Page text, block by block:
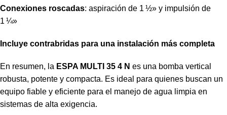
Conexiones roscadas: aspiración de 1 ½» y impulsión de
1 ¼»
Incluye contrabridas para una instalación más completa
En resumen, la ESPA MULTI 35 4 N es una bomba vertical
robusta, potente y compacta. Es ideal para quienes buscan un
equipo fiable y eficiente para el manejo de agua limpia en
sistemas de alta exigencia.